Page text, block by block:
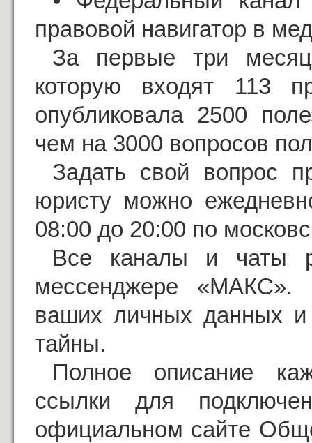
правовой навигатор в
За первые три
которую входят 113
опубликовала 2500
чем на 3000 вопросов
Задать свой вопрос
юристу можно
08:00 до 20:00 по
Все каналы и чаты
мессенджере «МАКС».
ваших личных данных и
тайны.
Полное описание
ссылки для
официальном сайте